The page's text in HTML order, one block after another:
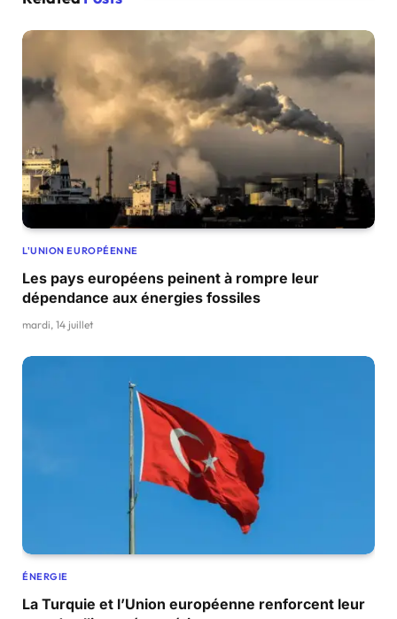
L'UNION EUROPÉENNE
Les pays européens peinent à rompre leur
dépendance aux énergies fossiles
mardi, 14 juillet
ÉNERGIE
La Turquie et l’Union européenne renforcent leur